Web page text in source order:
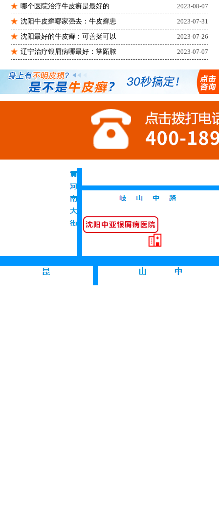
哪个医院治疗牛皮癣是最好的 2023-08-07
沈阳牛皮癣哪家强去：牛皮癣患 2023-07-31
沈阳最好的牛皮癣：可善挺可以 2023-07-26
辽宁治疗银屑病哪最好：掌跖脓 2023-07-07